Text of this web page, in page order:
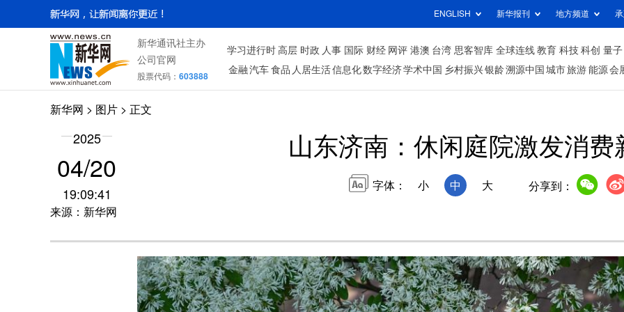
ENGLISH 新华报刊 地方频道
新华通讯社主办
公司官网
股票代码： 603888
学习进行时 高层 时政 人事 国际 财经 网评 港澳 台湾 思客智库 全球连线 教育 科技 科创 量子
金融 汽车 食品 人居生活信息化数字经济学术中国 乡村振兴银龄溯源中国 城市旅游 能源 会
新华网 > 图片 > 正文
2025
04/20
19:09:41
来源：新华网
山东济南：休闲庭院激发消费
字体： 小 中 大 分享到：